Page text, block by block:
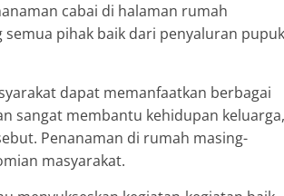
cabai di halaman rumah
pihak baik dari penyaluran
dapat memanfaatkan berbagai
sangat membantu kehidupan keluarga,
Penanaman di rumah masing-
masyarakat.